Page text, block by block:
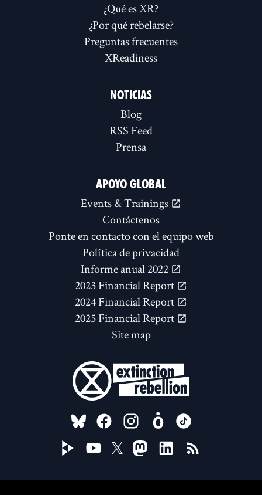
¿Qué es XR?
¿Por qué rebelarse?
Preguntas frecuentes
XReadiness
NOTICIAS
Blog
RSS Feed
Prensa
APOYO GLOBAL
Events & Trainings
Contáctenos
Ponte en contacto con el equipo web
Política de privacidad
Informe anual 2022
2023 Financial Report
2024 Financial Report
2025 Financial Report
Site map
FOLLOW US ON